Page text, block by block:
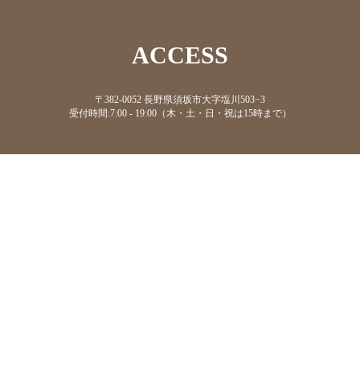
ACCESS
〒382-0052 長野県須坂市大字塩川503−3
受付時間:7:00 - 19:00（木・土・日・祝は15時まで）